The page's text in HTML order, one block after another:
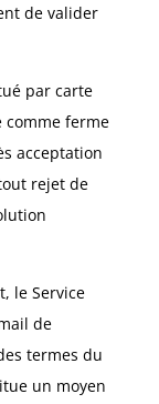
de valider
par carte
comme ferme
acceptation
rejet de
le Service
de
termes du
un moyen